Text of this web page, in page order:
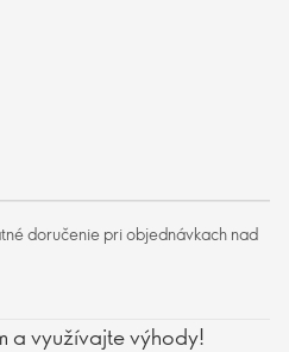
doručenie pri objednávkach nad
a využívajte výhody!